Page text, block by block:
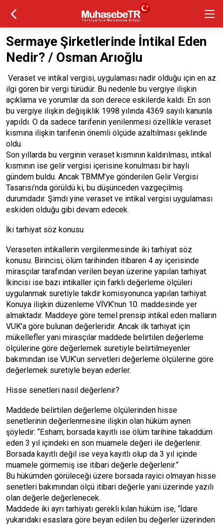
Sermaye Şirketlerinde İntikal Eden
Nedir? / Osman Arıoğlu
Veraset ve intikal vergisi, uygulaması nadir olduğu için en az
ilgi gören bir vergi türüdür. Bu nedenle bu vergiye ilişkin
açıklama ve yorumlar da son derece eskilerde kaldı. En son
bu vergiye ilişkin değişiklik 1998 yılında 4369 sayılı kanunla
yapıldı. O da sadece tarifenin yenilenmesi özellikle veraset
kısmına ilişkin tarifenin önemli ölçüde azaltılması şeklinde
oldu.
Son yıllarda bu verginin veraset kısmının kaldırılması, intikal
kısmının ise gelir vergisi içerisine konulması bir hayli
gündem buldu. Ancak TBMM’ye gönderilen Gelir Vergisi
Tasarısı’nda görüldü ki, bu düşünceden vazgeçilmiş
durumdadır. Şimdi yine veraset ve intikal vergisi uygulaması
eskiden olduğu gibi devam edecek.
İki tarhiyat söz konusu
Veraseten intikallerin vergilenmesinde iki tarhiyat söz
konusu. Birincisi; ölüm tarihinden itibaren 4 ay içerisinde
mirasçılar tarafından verilen beyan üzerine yapılan tarhiyat.
İkincisi ise bazı intikaller için farklı değerleme ölçüleri
uygulanmak suretiyle takdir komisyonunca yapılan tarhiyat.
Konuya ilişkin düzenleme VİVK’nun 10. maddesinde yer
almaktadır. Maddeye göre temel prensip intikal eden malların
VUK’a göre bulunan değerleridir. Ancak ilk tarhiyat için
mükellefler yani mirasçılar maddede belirtilen değerleme
ölçülerine göre değerlemek suretiyle belirtilmeyenler
bakımından ise VUK’un servetleri değerleme ölçülerine göre
değerlemek suretiyle beyan ederler.
Hisse senetleri nasıl değerlenir?
Maddede belirtilen değerleme ölçülerinden hisse
senetlerinin değerlenmesine ilişkin olan hüküm aynen
şöyledir: “Esham; borsada kayıtlı ise ölüm tarihine takaddüm
eden 3 yıl içindeki en son muamele değeri ile değerlenir.
Borsada kayıtlı değil ise veya kayıtlı olup da 3 yıl içinde
muamele görmemiş ise itibari değerle değerlenir.”
Bu hükümden görüleceği üzere borsada rayici olmayan hisse
senetleri bakımından ölçü itibari değerle yani üzerinde yazılı
olan değerle değerlenecek.
Maddede iki ayrı tarhiyatı gerekli kılan hüküm ise, “İdare
yukarıdaki esaslara göre beyan edilen bu değerler üzerinden